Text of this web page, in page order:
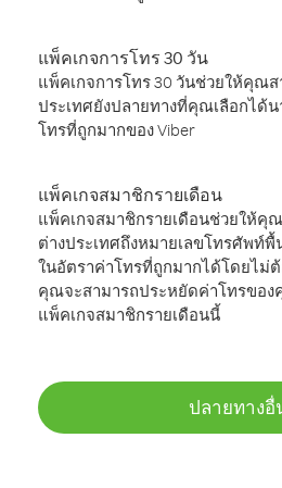
แพ็คเกจการโทร 30 วัน
แพ็คเกจการโทร 30 วันช่วยให้คุณ
ประเทศยังปลายทางที่คุณเลือกได้น
โทรที่ถูกมากของ Viber
แพ็คเกจสมาชิกรายเดือน
แพ็คเกจสมาชิกรายเดือนช่วยให้คุ
ต่างประเทศถึงหมายเลขโทรศัพท์
ในอัตราค่าโทรที่ถูกมากได้โดยไม่
คุณจะสามารถประหยัดค่าโทรขอ
แพ็คเกจสมาชิกรายเดือนนี้
ปลายทางอื่